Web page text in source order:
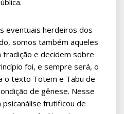
eventuais herdeiros dos
somos também aqueles
e decidem sobre
foi, e sempre será, o
o texto Totem e Tabu de
de gênese. Nesse
frutificou de